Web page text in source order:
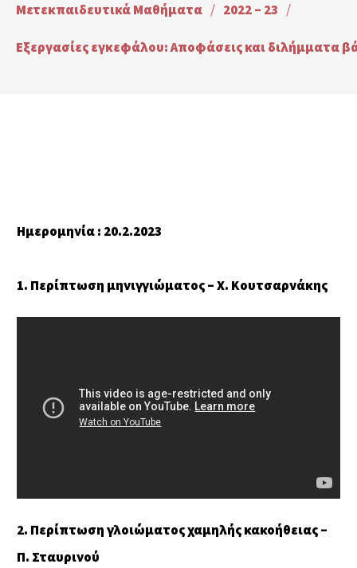
Μετεκπαιδευτικά Μαθήματα / 2022 – 23 /
Εξεργασίες εγκεφάλου: Αποφάσεις και διλήμματα
Ημερομηνία : 20.2.2023
1. Περίπτωση μηνιγγιώματος – Χ. Κουτσαρνάκης
2. Περίπτωση γλοιώματος χαμηλής κακοήθειας –
Π. Σταυρινού